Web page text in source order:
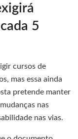
5
cursos de
mas essa ainda
pretende manter
nas
nas vias.